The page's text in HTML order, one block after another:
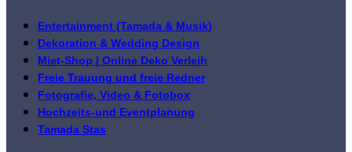
Entertainment (Tamada & Musik)
Dekoration & Wedding Design
Miet-Shop | Online Deko Verleih
Freie Trauung und freie Redner
Fotografie, Video & Fotobox
Hochzeits-und Eventplanung
Tamada Stas